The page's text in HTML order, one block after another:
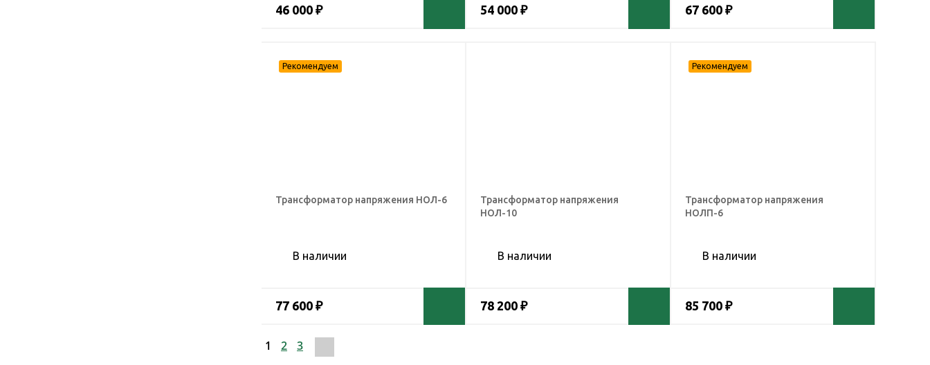
46 000 ₽ 54 000 ₽ 67 600 ₽
Трансформатор напряжения НОЛ-6
В наличии
77 600 ₽
Трансформатор напряжения
НОЛ-10
В наличии
78 200 ₽
Трансформатор напряжения
НОЛП-6
В наличии
85 700 ₽
1 2 3